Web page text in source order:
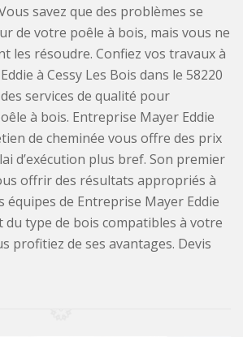
savez que des problèmes se
de votre poêle à bois, mais vous ne
les résoudre. Confiez vos travaux à
à Cessy Les Bois dans le 58220
services de qualité pour
à bois. Entreprise Mayer Eddie
de cheminée vous offre des prix
d’exécution plus bref. Son premier
offrir des résultats appropriés à
équipes de Entreprise Mayer Eddie
type de bois compatibles à votre
profitiez de ses avantages. Devis